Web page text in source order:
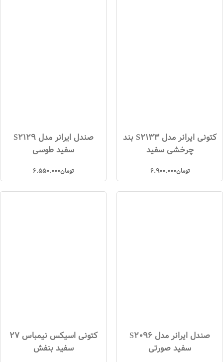
کتونی ایرانر مدل S2133 بند
چرخشی سفید
تومان6.900.000
صندل ایرانر مدل S2129
سفید طوسی
تومان6.550.000
صندل ایرانر مدل S2096
سفید صورتی
کتونی اسیکس نیمباس 27
سفید بنفش